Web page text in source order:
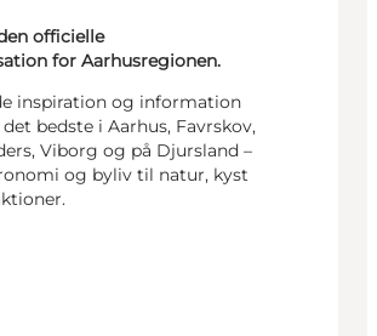
officielle
for Aarhusregionen.
inspiration og information
bedste i Aarhus, Favrskov,
Viborg og på Djursland –
og byliv til natur, kyst